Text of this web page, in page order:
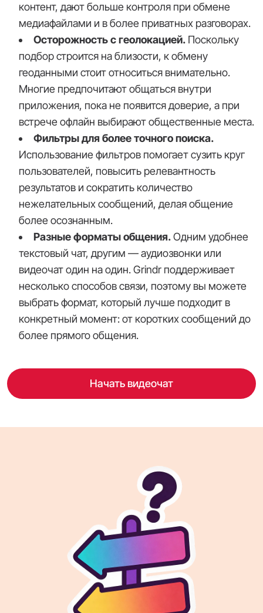
контент, дают больше контроля при обмене
медиафайлами и в более приватных разговорах.
Осторожность с геолокацией. Поскольку
подбор строится на близости, к обмену
геоданными стоит относиться внимательно.
Многие предпочитают общаться внутри
приложения, пока не появится доверие, а при
встрече офлайн выбирают общественные места.
Фильтры для более точного поиска.
Использование фильтров помогает сузить круг
пользователей, повысить релевантность
результатов и сократить количество
нежелательных сообщений, делая общение
более осознанным.
Разные форматы общения.Одним удобнее
текстовый чат, другим — аудиозвонки или
видеочат один на один. Grindr поддерживает
несколько способов связи, поэтому вы можете
выбрать формат, который лучше подходит в
конкретный момент: от коротких сообщений до
более прямого общения.
Начать видеочат